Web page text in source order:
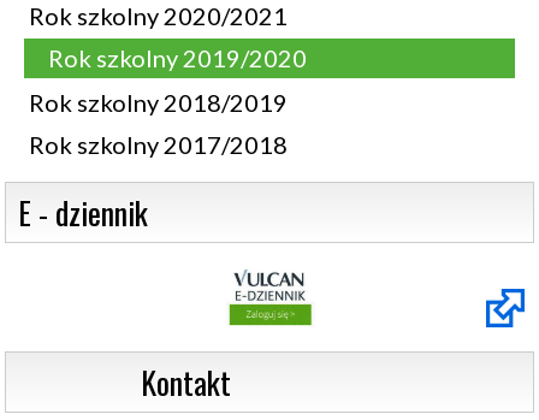
Rok szkolny 2020/2021
Rok szkolny 2019/2020
Rok szkolny 2018/2019
Rok szkolny 2017/2018
E - dziennik
                  Kontakt